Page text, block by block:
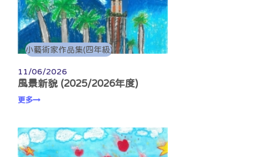
小藝術家作品集(四年級)
11/06/2026
風景新貌 (2025/2026年度)
更多